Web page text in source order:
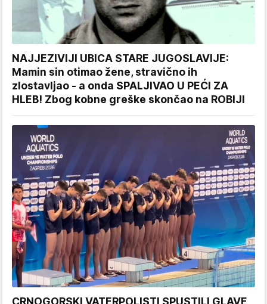
NAJJEZIVIJI UBICA STARE JUGOSLAVIJE:
Mamin sin otimao žene, stravično ih
zlostavljao - a onda SPALJIVAO U PEĆI ZA
HLEB! Zbog kobne greške skončao na ROBIJI
CRNOGORSKI VATERPOLISTI SPUSTILI GLAVE